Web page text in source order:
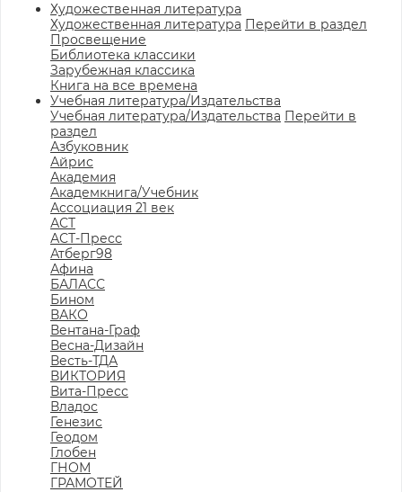
Художественная литература
Художественная литература Перейти в раздел
Просвещение
Библиотека классики
Зарубежная классика
Книга на все времена
Учебная литература/Издательства
Учебная литература/Издательства Перейти в
раздел
Азбуковник
Айрис
Академия
Академкнига/Учебник
Ассоциация 21 век
АСТ
АСТ-Пресс
Атберг98
Афина
БАЛАСС
Бином
ВАКО
Вентана-Граф
Весна-Дизайн
Весть-ТДА
ВИКТОРИЯ
Вита-Пресс
Владос
Генезис
Геодом
Глобен
ГНОМ
ГРАМОТЕЙ